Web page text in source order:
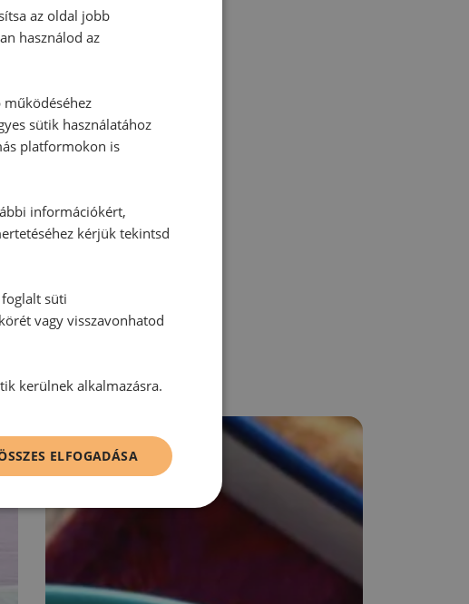
hozzászólás.
jelentkezz be!
az oldal jobb
használod az
működéséhez
sütik használatához
platformokon is
információkért,
kérjük tekintsd
süti
vagy visszavonhatod
kerülnek alkalmazásra.
ELFOGADÁSA